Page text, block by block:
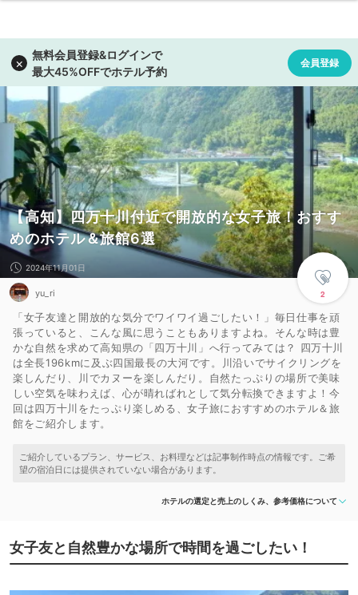
【高知】四万十川付近で開放的な女子旅！おすす
めのホテル＆旅館6選
2
2024年11月01日
yu_ri
「女子友達と開放的な気分でワイワイ過ごしたい！」毎日仕事を頑
張っていると、こんな風に思うこともありますよね。そんな時は豊
かな自然を求めて高知県の「四万十川」へ行ってみては？ 四万十川
は全長196kmに及ぶ四国最長の大河です。川沿いでサイクリングを
楽しんだり、川でカヌーを楽しんだり。自然たっぷりの場所で美味
しい空気を味わえば、心が晴ればれとして気分転換できますよ！今
回は四万十川をたっぷり楽しめる、女子旅におすすめのホテル＆旅
館をご紹介します。
ホテルの選定と売上のしくみ、参考価格について
女子友と自然豊かな場所で時間を過ごしたい！